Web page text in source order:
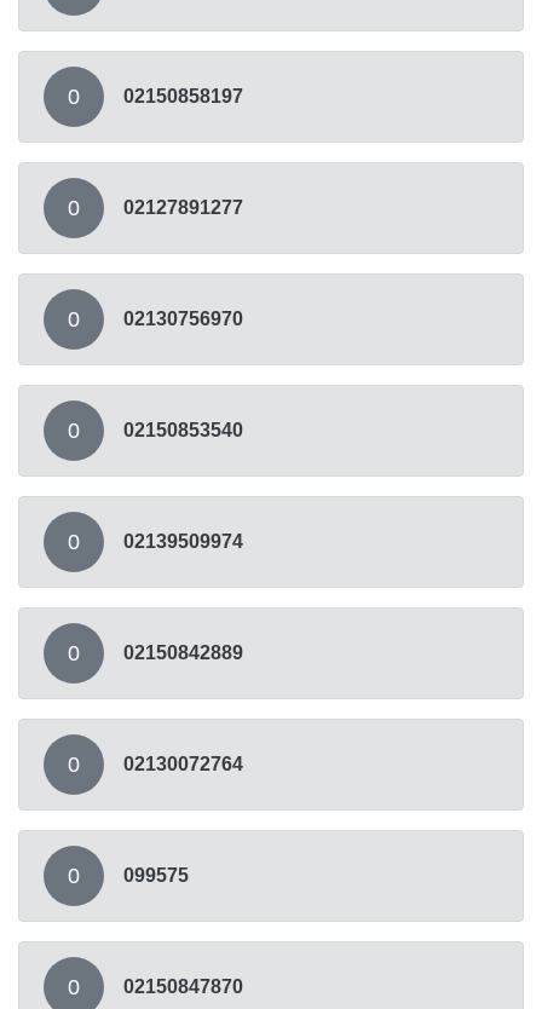
0 02150858197
0 02127891277
0 02130756970
0 02150853540
0 02139509974
0 02150842889
0 02130072764
0 099575
0 02150847870